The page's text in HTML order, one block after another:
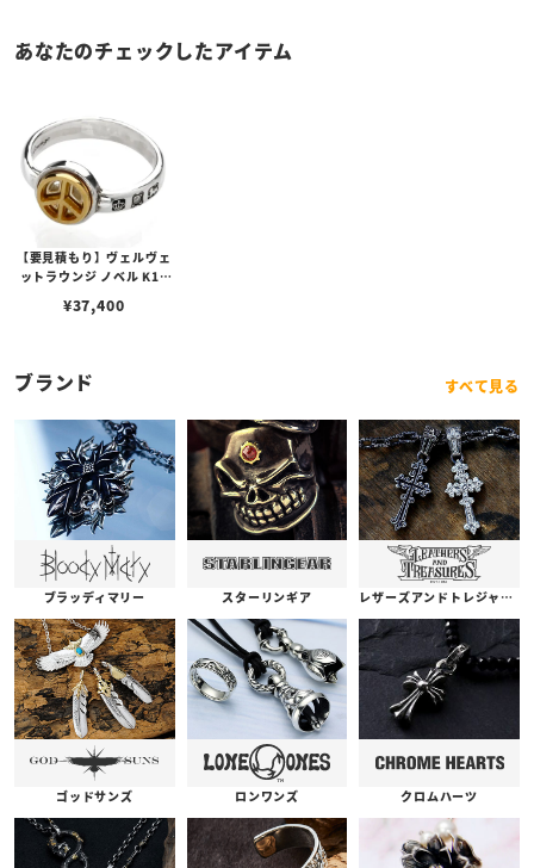
あなたのチェックしたアイテム
【要見積もり】ヴェルヴェ
ットラウンジ ノベル K10
¥37,400
ブランド すべて見る
ブラッディマリー スターリンギア レザーズアンドトレジャーズ
ゴッドサンズ ロンワンズ クロムハーツ